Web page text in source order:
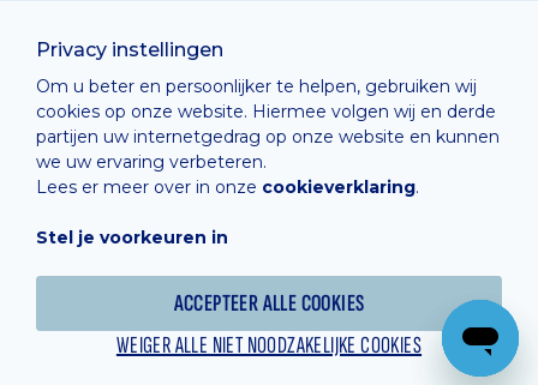
Privacy instellingen
Om u beter en persoonlijker te helpen, gebruiken wij
cookies op onze website. Hiermee volgen wij en derde
partijen uw internetgedrag op onze website en kunnen
we uw ervaring verbeteren.
Lees er meer over in onze cookieverklaring.
Stel je voorkeuren in
ACCEPTEER ALLE COOKIES
WEIGER ALLE NIET NOODZAKELIJKE COOKIES
Privacy Policy
Cashless
verkoopsvoorwaarden
Cookie Policy
Hosted by Combell
Powered online by